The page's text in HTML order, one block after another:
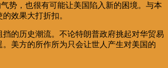
势，也很有可能让美国陷入新的困境。与本
效果大打折扣。
的历史潮流。不论特朗普政府挑起对华贸易
美方的所作所为只会让世人产生对美国的